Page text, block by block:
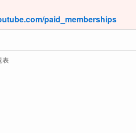
paid_memberships
表